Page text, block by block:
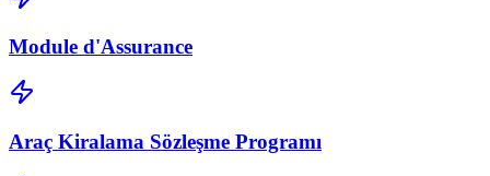
Module d'Assurance
Araç Kiralama Sözleşme Programı